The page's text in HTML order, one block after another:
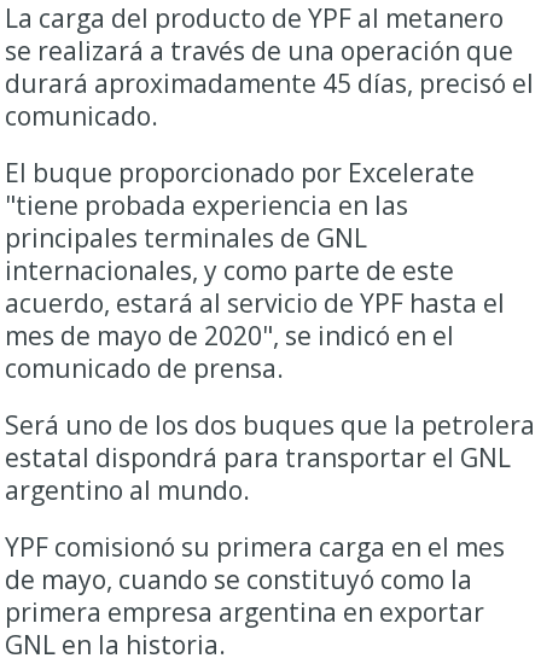
La carga del producto de YPF al metanero
se realizará a través de una operación que
durará aproximadamente 45 días, precisó el
comunicado.
El buque proporcionado por Excelerate
"tiene probada experiencia en las
principales terminales de GNL
internacionales, y como parte de este
acuerdo, estará al servicio de YPF hasta el
mes de mayo de 2020", se indicó en el
comunicado de prensa.
Será uno de los dos buques que la petrolera
estatal dispondrá para transportar el GNL
argentino al mundo.
YPF comisionó su primera carga en el mes
de mayo, cuando se constituyó como la
primera empresa argentina en exportar
GNL en la historia.